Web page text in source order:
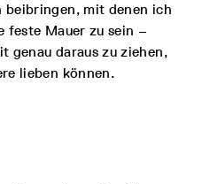
beibringen, mit denen ich
feste Mauer zu sein –
genau daraus zu ziehen,
lieben können.